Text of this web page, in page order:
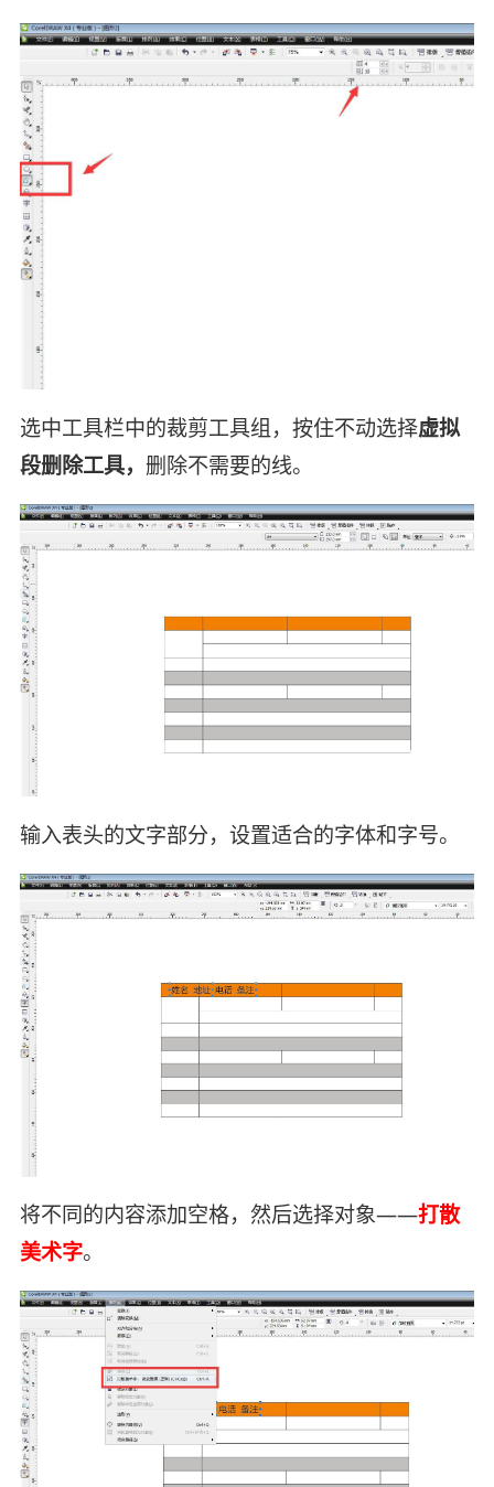
选中工具栏中的裁剪工具组，按住不动选择虚拟
段删除工具， 删除不需要的线。
输入表头的文字部分，设置适合的字体和字号。
将不同的内容添加空格，然后选择对象——打散
美术字。